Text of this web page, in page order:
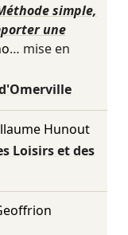
simple,
une
… mise en
Hunout
Loisirs et des